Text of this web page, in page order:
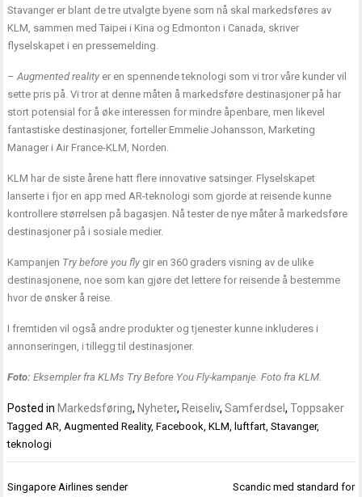
Stavanger er blant de tre utvalgte byene som nå skal markedsføres av
KLM, sammen med Taipei i Kina og Edmonton i Canada, skriver
flyselskapet i en pressemelding.
–Augmented reality er en spennende teknologi som vi tror våre kunder vil
sette pris på. Vi tror at denne måten å markedsføre destinasjoner på har
stort potensial for å øke interessen for mindre åpenbare, men likevel
fantastiske destinasjoner, forteller Emmelie Johansson, Marketing
Manager i Air France-KLM, Norden.
KLM har de siste årene hatt flere innovative satsinger. Flyselskapet
lanserte i fjor en app med AR-teknologi som gjorde at reisende kunne
kontrollere størrelsen på bagasjen. Nå tester de nye måter å markedsføre
destinasjoner på i sosiale medier.
Kampanjen Try before you fly gir en 360 graders visning av de ulike
destinasjonene, noe som kan gjøre det lettere for reisende å bestemme
hvor de ønsker å reise.
I fremtiden vil også andre produkter og tjenester kunne inkluderes i
annonseringen, i tillegg til destinasjoner.
Foto: Eksempler fra KLMs Try Before You Fly-kampanje. Foto fra KLM.
Posted in Markedsføring, Nyheter, Reiseliv,Samferdsel,Toppsaker
TaggedAR,Augmented Reality,Facebook,KLM, luftfart,Stavanger,
teknologi
Innleggsnavigasjon
Singapore Airlines sender
Scandic med standard for